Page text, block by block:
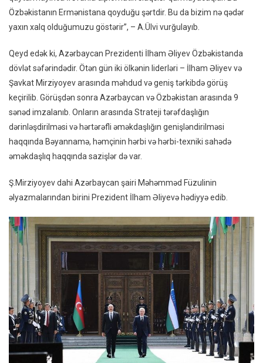
Özbəkistanın Ermənistana qoyduğu şərtdir. Bu da bizim nə qədər
yaxın xalq olduğumuzu göstərir”, – A.Ülvi vurğulayıb.
Qeyd edək ki, Azərbaycan Prezidenti İlham Əliyev Özbəkistanda
dövlət səfərindədir. Ötən gün iki ölkənin liderləri – İlham Əliyev və
Şavkat Mirziyoyev arasında məhdud və geniş tərkibdə görüş
keçirilib. Görüşdən sonra Azərbaycan və Özbəkistan arasında 9
sənəd imzalanıb. Onların arasında Strateji tərəfdaşlığın
dərinləşdirilməsi və hərtərəfli əməkdaşlığın genişləndirilməsi
haqqında Bəyannamə, həmçinin hərbi və hərbi-texniki sahədə
əməkdaşlıq haqqında sazişlər də var.
Ş.Mirziyoyev dahi Azərbaycan şairi Məhəmməd Füzulinin
əlyazmalarından birini Prezident İlham Əliyevə hədiyyə edib.